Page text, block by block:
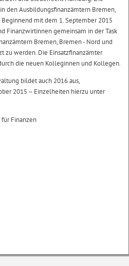
den Ausbildungsfinanzämtern Bremen,
mit dem 1. September 2015
Finanzwirtinnen gemeinsam in der Task
Bremen, Bremen - Nord und
zu werden. Die Einsatzfinanzämter
die neuen Kolleginnen und Kollegen.
bildet auch 2016 aus,
2015 – Einzelheiten hierzu unter
für Finanzen